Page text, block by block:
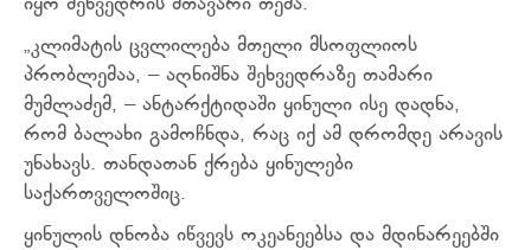
იყო შეხვედრის მთავარი თემა.
„კლიმატის ცვლილება მთელი მსოფლიოს
პრობლემაა, – აღნიშნა შეხვედრაზე თამარი
მუმლაძემ, – ანტარქტიდაში ყინული ისე დადნა,
რომ ბალახი გამოჩნდა, რაც იქ ამ დრომდე არავის
უნახავს. თანდათან ქრება ყინულები
საქართველოშიც.
ყინულის დნობა იწვევს ოკეანეებსა და მდინარეებში